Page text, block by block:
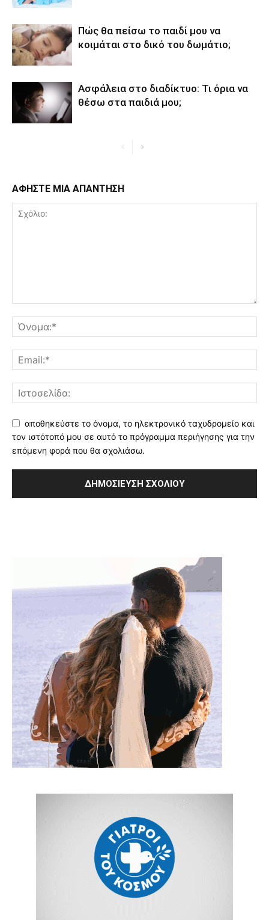
Πώς θα πείσω το παιδί μου να
κοιμάται στο δικό του δωμάτιο;
Ασφάλεια στο διαδίκτυο: Τι όρια να
θέσω στα παιδιά μου;
ΑΦΗΣΤΕ ΜΙΑ ΑΠΑΝΤΗΣΗ
αποθηκεύστε το όνομα, το ηλεκτρονικό ταχυδρομείο και
τον ιστότοπό μου σε αυτό το πρόγραμμα περιήγησης για την
επόμενη φορά που θα σχολιάσω.